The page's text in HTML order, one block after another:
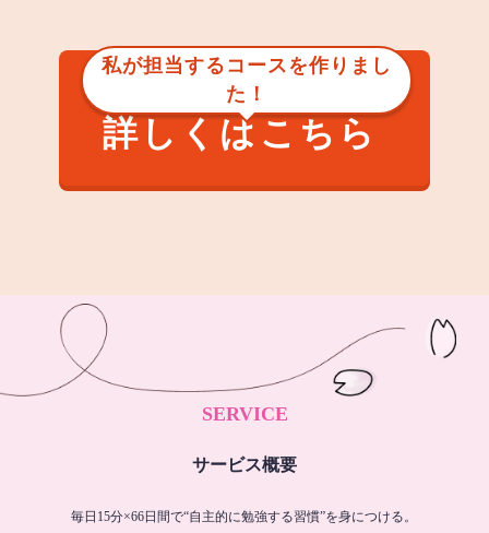
私が担当するコースを作りまし
た！
詳しくはこちら
SERVICE
サービス概要
毎日15分×66日間で“自主的に勉強する習慣”を身につける。